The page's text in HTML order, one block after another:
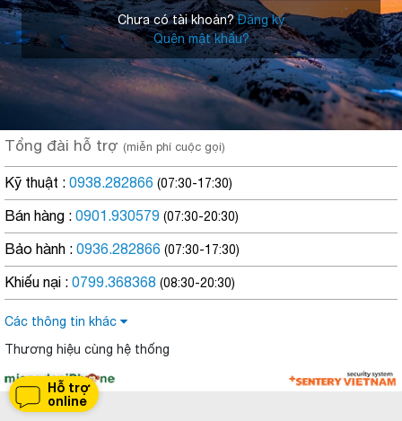
Chưa có tài khoản? Đăng ký
Quên mật khẩu?
Hỗ trợ
online
Tổng đài hỗ trợ (miễn phí cuộc gọi)
Kỹ thuật : 0938.282866 (07:30-17:30)
Bán hàng : 0901.930579 (07:30-20:30)
Bảo hành : 0936.282866 (07:30-17:30)
Khiếu nại : 0799.368368 (08:30-20:30)
Các thông tin khác
Thương hiệu cùng hệ thống